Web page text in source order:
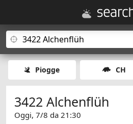
Piogge CH
3422 Alchenflüh
Oggi, 7/8 da 21:30